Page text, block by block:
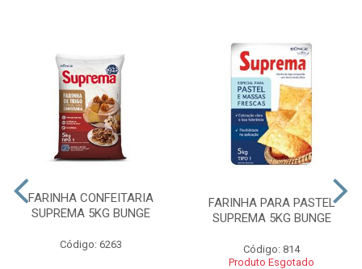
FARINHA CONFEITARIA
SUPREMA 5KG BUNGE
Código: 6263
FARINHA PARA PASTEL
SUPREMA 5KG BUNGE
Código: 814
Produto Esgotado